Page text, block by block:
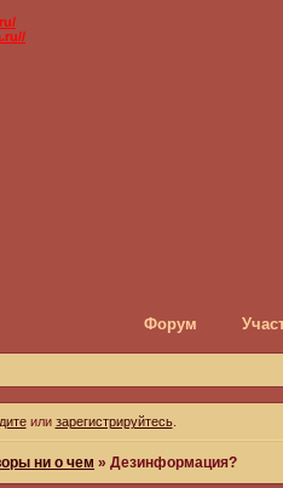
Форум
или зарегистрируйтесь.
ни о чем »Дезинформация?